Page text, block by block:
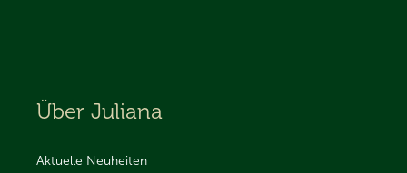
Über Juliana
Aktuelle Neuheiten